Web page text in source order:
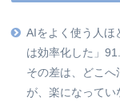
AIをよく使う人ほ
は効率化した」
その差は、どこ
が、楽になってい